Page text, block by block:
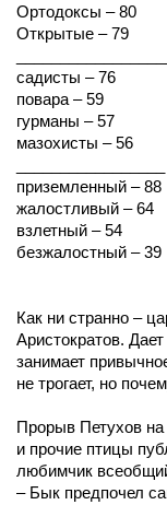
Ортодоксы – 80
Открытые – 79
садисты – 76
повара – 59
гурманы – 57
мазохисты – 56
приземленный – 88
жалостливый – 64
взлетный – 54
безжалостный – 39
Как ни странно –
Аристократов.
занимает
не трогает, но
Прорыв Петухов на
и прочие птицы
любимчик
– Бык предпочел